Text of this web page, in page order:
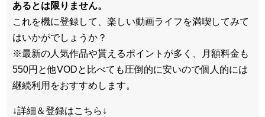
あるとは限りません。
これを機に登録して、楽しい動画ライフを満喫してみて
はいかがでしょうか？
※最新の人気作品や貰えるポイントが多く、月額料金も
550円と他VODと比べても圧倒的に安いので個人的には
継続利用をおすすめします。
↓詳細＆登録はこちら↓